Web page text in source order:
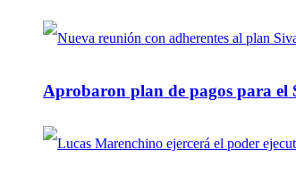
Aprobaron plan de pagos para